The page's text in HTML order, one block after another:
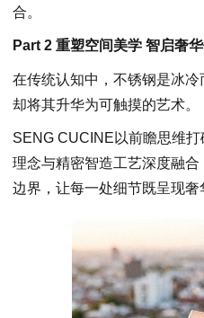
合。
Part 2 重塑空间美学 智启奢
在传统认知中，不锈钢是冰
却将其升华为可触摸的艺术。
SENG CUCINE以前瞻思维
理念与精密智造工艺深度融
边界，让每一处细节既呈现奢